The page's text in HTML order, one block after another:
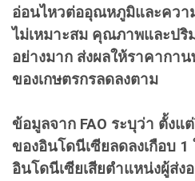
อ่อนไหวต่ออุณหภูมิและคว
ไม่เหมาะสม คุณภาพและปริ
อย่างมาก ส่งผลให้ราคากา
ของเกษตรกรลดลงตาม
ข้อมูลจาก FAO ระบุว่า ตั้ง
ของอินโดนีเซียลดลงเกือบ
อินโดนีเซียเสียตำแหน่งผู้ส่ง